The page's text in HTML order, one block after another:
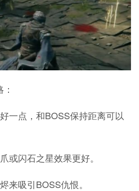
一点，和BOSS保持距离可以
或闪石之星效果更好。
来吸引BOSS仇恨。